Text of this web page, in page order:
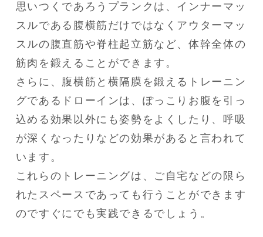
思いつくであろうプランクは、インナーマッ
スルである腹横筋だけではなくアウターマッ
スルの腹直筋や脊柱起立筋など、体幹全体の
筋肉を鍛えることができます。
さらに、腹横筋と横隔膜を鍛えるトレーニン
グであるドローインは、ぽっこりお腹を引っ
込める効果以外にも姿勢をよくしたり、呼吸
が深くなったりなどの効果があると言われて
います。
これらのトレーニングは、ご自宅などの限ら
れたスペースであっても行うことができます
のですぐにでも実践できるでしょう。